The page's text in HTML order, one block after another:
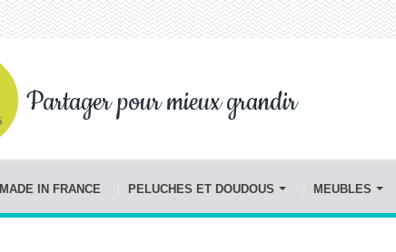
Partager pour mieux grandir
MADE IN FRANCE PELUCHES ET DOUDOUS MEUBLES